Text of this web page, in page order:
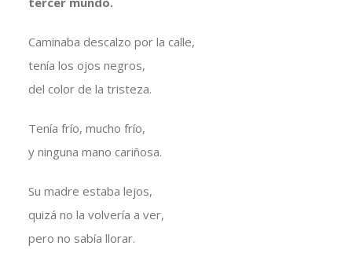
Caminaba descalzo por la calle,
tenía los ojos negros,
del color de la tristeza.
Tenía frío, mucho frío,
y ninguna mano cariñosa.
Su madre estaba lejos,
quizá no la volvería a ver,
pero no sabía llorar.